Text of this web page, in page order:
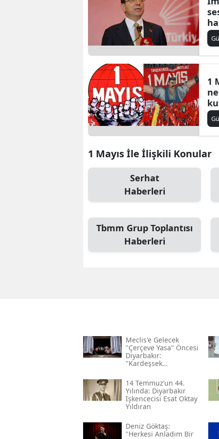
1
1
1 Mayıs İle İlişkili Konular
Serhat
Haberleri
Tbmm Grup Toplantısı
Haberleri
Meclis'e Gelecek
"çerçeve Yasa" Öncesi
Diyarbakır:
"kardeşsek
14 Temmuz’un 44.
Yılında: Diyarbakır
Işkencecisi Esat Oktay
Yıldıran
Deniz Göktaş:
"herkesi Anladım Bir